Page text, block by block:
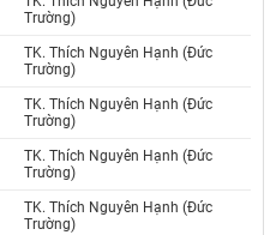
Trường)
TK. Thích Nguyên Hạnh (Đức
Trường)
TK. Thích Nguyên Hạnh (Đức
Trường)
TK. Thích Nguyên Hạnh (Đức
Trường)
TK. Thích Nguyên Hạnh (Đức
Trường)